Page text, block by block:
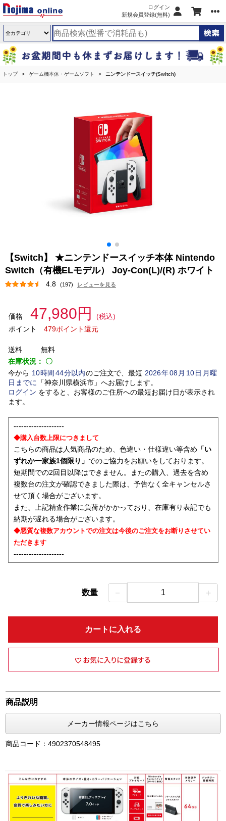
ログイン
新規会員登録(無料)
トップ ゲーム機本体・ゲームソフト ニンテンドースイッチ(Switch)
【Switch】 ★ニンテンドースイッチ本体 Nintendo
Switch（有機ELモデル） Joy-Con(L)/(R) ホワイト
4.8 (197) レビューを見る
価格 47,980円
(税込)
ポイント
479ポイント還元
送料
無料
在庫状況： 〇
今から 10時間 44分以内のご注文で、最短 2026年08 月 10日月曜
日 までに 「神奈川県横浜市」 へお届けします。
ログイン をすると、お客様のご住所への最短お届け日が表示され
ます。
--------------------
◆購入台数上限につきまして
こちらの商品は人気商品のため、色違い・仕様違い等含め 「い
ずれか一家族1個限り」 でのご協力をお願いをしております。
短期間での2回目以降はできません。またの購入、過去を含め
複数台の注文が確認できました際は、予告なく全キャンセルさ
せて頂く場合がございます。
また、上記精査作業に負荷がかかっており、在庫有り表記でも
納期が遅れる場合がございます。
◆悪質な複数アカウントでの注文は今後のご注文をお断りさせてい
ただきます
--------------------
数量 － 1 ＋
カートに入れる
商品説明
メーカー情報ページはこちら
商品コード：4902370548495